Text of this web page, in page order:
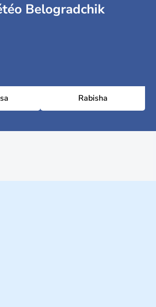
Belogradchik
Rabisha